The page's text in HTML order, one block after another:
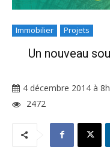
Immobilier Projets
Un nouveau
4 décembre 2014 à
2472